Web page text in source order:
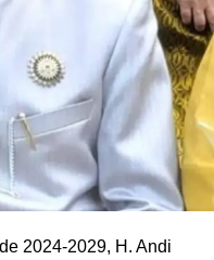
2024-2029, H. Andi